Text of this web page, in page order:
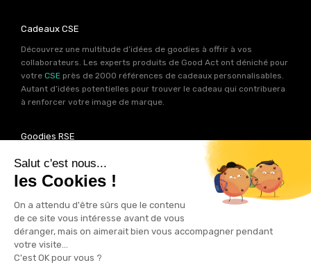
Cadeaux CSE
Découvrez une multitude d’idées de goodies à offrir à vos
collaborateurs. Les experts produits de Good Act ont déniché pour
votre CSE près de 2000 références de cadeaux personnalisables.
Autant d’idées potentielles pour trouver le cadeau qui contribuera
à renforcer votre image de marque.
Goodies RSE
Vous souhaitez communiquer en accord avec vos valeurs ? Ca
tombe bien ! Un grand nombre de produits présents sur Good Act
sont fabriqués en France et en Europe.
Notre sélection RSEvous
permet de trouver un goodies parfait pour votre campagne de
communication. Des produits fabriqués avec amour dans de
bonnes conditions et un impact limité sur la planête.